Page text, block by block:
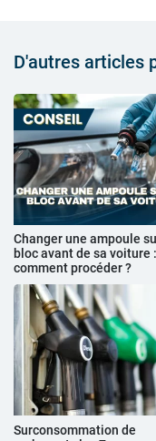
D'autres articles
Changer une ampoule
bloc avant de sa voiture :
comment procéder ?
Surconsommation de